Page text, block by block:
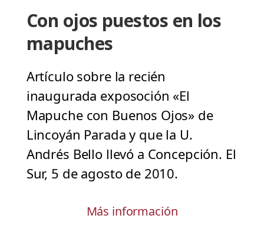
Con ojos puestos en los
mapuches
Artículo sobre la recién
inaugurada exposoción «El
Mapuche con Buenos Ojos» de
Lincoyán Parada y que la U.
Andrés Bello llevó a Concepción. El
Sur, 5 de agosto de 2010.
Más información